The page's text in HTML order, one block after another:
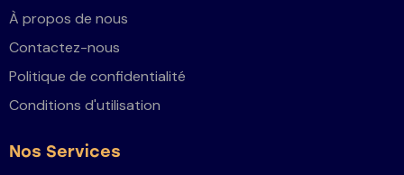
À propos de nous
Contactez-nous
Politique de confidentialité
Conditions d'utilisation
Nos Services